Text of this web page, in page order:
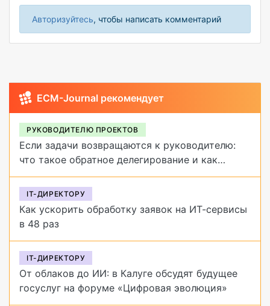
Авторизуйтесь, чтобы написать комментарий
ECM-Journal рекомендует
РУКОВОДИТЕЛЮ ПРОЕКТОВ
Если задачи возвращаются к руководителю:
что такое обратное делегирование и как
от него избавиться
IT-ДИРЕКТОРУ
Как ускорить обработку заявок на ИТ-сервисы
в 48 раз
IT-ДИРЕКТОРУ
От облаков до ИИ: в Калуге обсудят будущее
госуслуг на форуме «Цифровая эволюция»